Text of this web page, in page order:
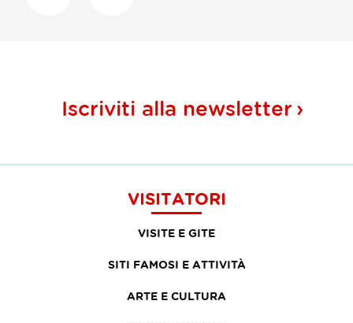
Iscriviti alla newsletter
VISITATORI
VISITE E GITE
SITI FAMOSI E ATTIVITÀ
ARTE E CULTURA